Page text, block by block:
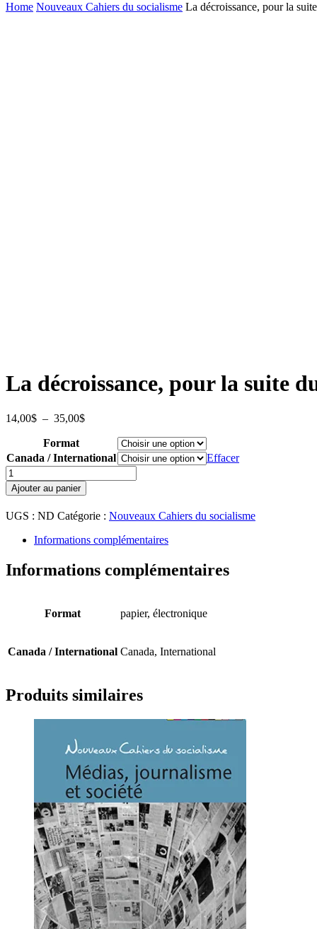
Home Nouveaux Cahiers du socialisme La décroissance, pour la
La décroissance, pour la suite
14,00$ – 35,00$Plage
14,00$
à
35,00$
Format
Canada / International
Effacer
quantité
de
La
décroissance,
pour
monde
Ajouter au panier
UGS : ND Catégorie : Nouveaux Cahiers du socialisme
Informations complémentaires
Informations complémentaires
Format papier, électronique
Canada / International Canada, International
Produits similaires